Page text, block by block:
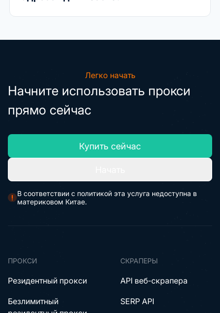
Легко начать
Начните использовать прокси
прямо сейчас
Купить сейчас
В соответствии с политикой эта услуга недоступна в
материковом Китае.
ПРОКСИ
Резидентный прокси
Безлимитный
СКРАПЕРЫ
API веб-скрапера
SERP API